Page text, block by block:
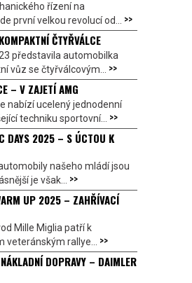
řízení na
první velkou revolucí od... >>
ČTYŘVÁLCE
představila automobilka
vůz se čtyřválcovým... >>
– V ZAJETÍ AMG
nabízí ucelený jednodenní
techniku sportovní... >>
DAYS 2025 – S ÚCTOU K
našeho mládí jsou
je však... >>
UP 2025 – ZAHŘÍVACÍ
Mille Miglia patří k
veteránským rallye... >>
DOPRAVY – DAIMLER